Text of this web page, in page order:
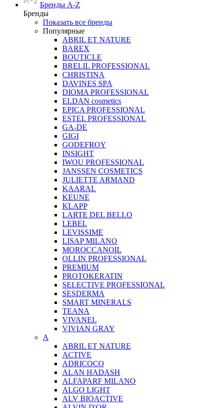
Бренды A-Z
Бренды
Показать все бренды
Популярные
ABRIL ET NATURE
BAREX
BOUTICLE
BRELIL PROFESSIONAL
CHRISTINA
DAVINES SPA
DIOMA PROFESSIONAL
ELDAN cosmetics
EPICA PROFESSIONAL
ESTEL PROFESSIONAL
GA-DE
GIGI
GODEFROY
INSIGHT
IWOU PROFESSIONAL
JANSSEN COSMETICS
JULIETTE ARMAND
KAARAL
KEUNE
KLAPP
LARTE DEL BELLO
LEBEL
LEVISSIME
LISAP MILANO
MOROCCANOIL
OLLIN PROFESSIONAL
PREMIUM
PROTOKERATIN
SELECTIVE PROFESSIONAL
SESDERMA
SMART MINERALS
TEANA
VIVANEL
VIVIAN GRAY
A
ABRIL ET NATURE
ACTIVE
ADRICOCO
ALAN HADASH
ALFAPARF MILANO
ALGO LIGHT
ALV BIOACTIVE